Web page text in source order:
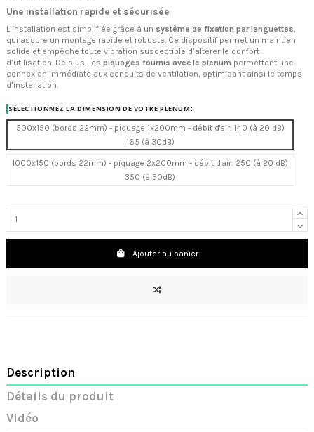
Une installation rapide et sécurisée
L’installation est simplifiée grâce à un système de fixation par languettes,
qui assure un montage rapide et robuste. Ce dispositif permet un maintien
solide et empêche toute vibration susceptible d’altérer le confort
d’utilisation. De plus, les piquages fournis avec le plenum permettent une
connexion immédiate aux conduits de ventilation, optimisant ainsi le temps
d’installation.
SÉLECTIONNEZ LA DIMENSION DE VOTRE PLENUM:
500x150 (bords 22mm) - piquage 1x200mm - débit d'air: 140 (à 20 dB)
165 (à 30dB)
1000x150 (bords 22mm) - piquage 2x200mm - débit d'air: 250 (à 20 dB)
350 (à 30dB)
Ajouter au panier
Description
Détails du produit
Vidéo